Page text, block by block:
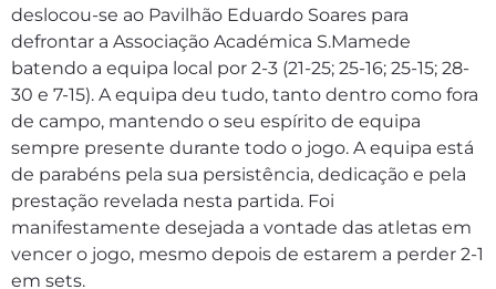
deslocou-se ao Pavilhão Eduardo Soares para
defrontar a Associação Académica S.Mamede
batendo a equipa local por 2-3 (21-25; 25-16; 25-15; 28-
30 e 7-15). A equipa deu tudo, tanto dentro como fora
de campo, mantendo o seu espírito de equipa
sempre presente durante todo o jogo. A equipa está
de parabéns pela sua persistência, dedicação e pela
prestação revelada nesta partida. Foi
manifestamente desejada a vontade das atletas em
vencer o jogo, mesmo depois de estarem a perder 2-1
em sets.